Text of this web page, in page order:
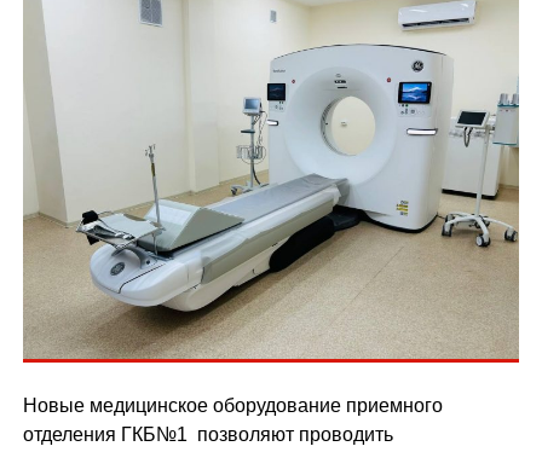
Новые медицинское оборудование приемного
отделения ГКБ№1 позволяют проводить